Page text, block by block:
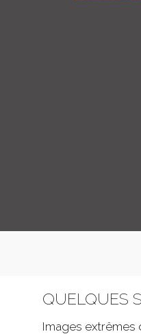
QUELQUES
Images extrêmes